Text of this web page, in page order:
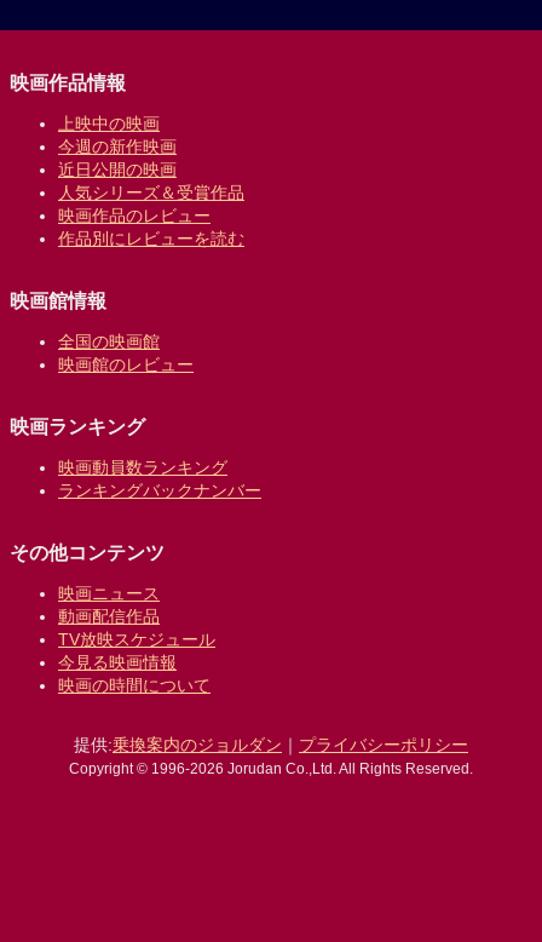
映画作品情報
上映中の映画
今週の新作映画
近日公開の映画
人気シリーズ＆受賞作品
映画作品のレビュー
作品別にレビューを読む
映画館情報
全国の映画館
映画館のレビュー
映画ランキング
映画動員数ランキング
ランキングバックナンバー
その他コンテンツ
映画ニュース
動画配信作品
TV放映スケジュール
今見る映画情報
映画の時間について
提供:乗換案内のジョルダン ｜ プライバシーポリシー
Copyright © 1996-2026 Jorudan Co.,Ltd. All Rights Reserved.